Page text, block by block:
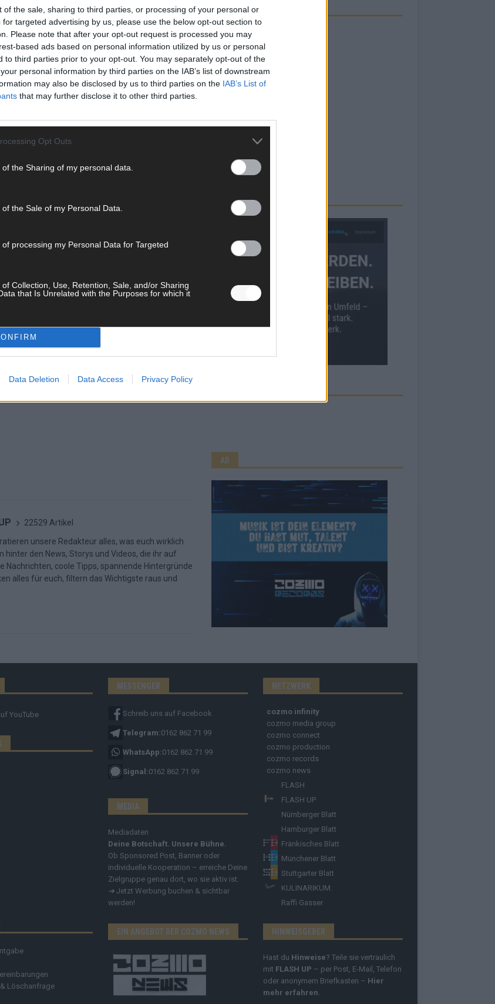
of the sale, sharing to third parties, or processing of your personal or
targeted advertising by us, please use the below opt-out section to
Please note that after your opt-out request is processed you may
based ads based on personal information utilized by us or personal
to third parties prior to your opt-out. You may separately opt-out of the
personal information by third parties on the IAB’s list of downstream
may also be disclosed by us to third parties on the IAB’s List of
that may further disclose it to other third parties.
Opt Outs
the Sharing of my personal data.
the Sale of my Personal Data.
processing my Personal Data for Targeted
Collection, Use, Retention, Sale, and/or Sharing
that Is Unrelated with the Purposes for which it
Data Deletion Data Access Privacy Policy
22529 Artikel
unsere Redakteur alles, was euch wirklich
hinter den News, Storys und Videos, die ihr auf
Nachrichten, coole Tipps, spannende Hintergründe
alles für euch, filtern das Wichtigste raus und
AD
WERBE BEI UNS!
AD
YouTube
Löschanfrage
MESSENGER
Schreib uns auf Facebook
Telegram:0162 862 71 99
WhatsApp:0162 862 71 99
Signal:0162 862 71 99
MEDIA
Mediadaten
Deine Botschaft. Unsere Bühne.
Ob Sponsored Post, Banner oder
individuelle Kooperation – erreiche Deine
Zielgruppe genau dort, wo sie aktiv ist.
➔ Jetzt Werbung buchen & sichtbar
werden!
EIN ANGEBOT DER COZMO NEWS
NETZWERK
cozmo infinity
cozmo media group
cozmo connect
cozmo production
cozmo records
cozmo news
FLASH
FLASH UP
Nürnberger Blatt
Hamburger Blatt
Fränkisches Blatt
Münchener Blatt
Stuttgarter Blatt
KULINARIKUM.
Raffi Gasser
HINWEISGEBER
Hast du Hinweise? Teile sie vertraulich
mit FLASH UP – per Post, E-Mail, Telefon
oder anonymem Briefkasten – Hier
mehr erfahren.